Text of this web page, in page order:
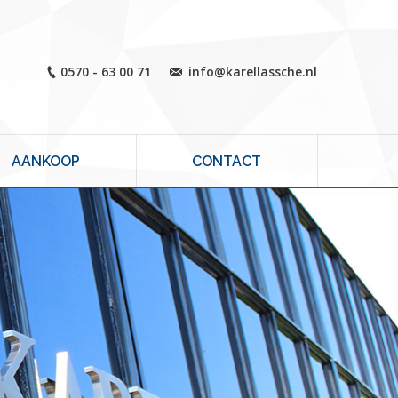
0570 - 63 00 71 info@karellassche.nl
AANKOOP CONTACT